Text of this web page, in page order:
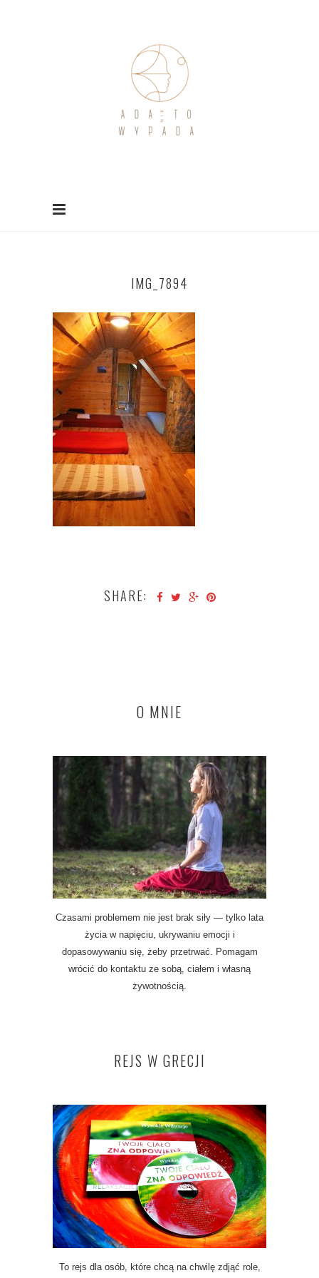
IMG_7894
SHARE:
O MNIE
Czasami problemem nie jest brak siły — tylko lata
życia w napięciu, ukrywaniu emocji i
dopasowywaniu się, żeby przetrwać. Pomagam
wrócić do kontaktu ze sobą, ciałem i własną
żywotnością.
REJS W GRECJI
To rejs dla osób, które chcą na chwilę zdjąć role,